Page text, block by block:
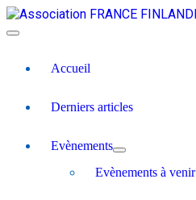
Accueil
Derniers articles
Evènements
Evènements à venir